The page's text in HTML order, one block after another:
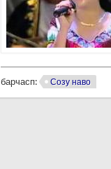
барчасп: Созу наво